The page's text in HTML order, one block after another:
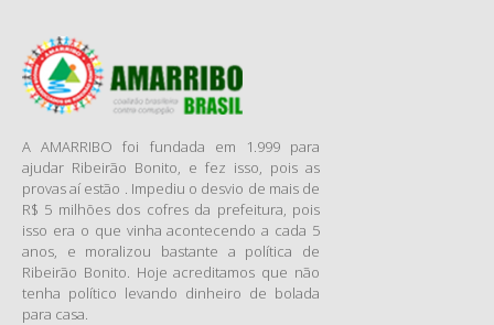
A AMARRIBO foi fundada em 1.999 para
ajudar Ribeirão Bonito, e fez isso, pois as
provas aí estão . Impediu o desvio de mais de
R$ 5 milhões dos cofres da prefeitura, pois
isso era o que vinha acontecendo a cada 5
anos, e moralizou bastante a política de
Ribeirão Bonito. Hoje acreditamos que não
tenha político levando dinheiro de bolada
para casa.